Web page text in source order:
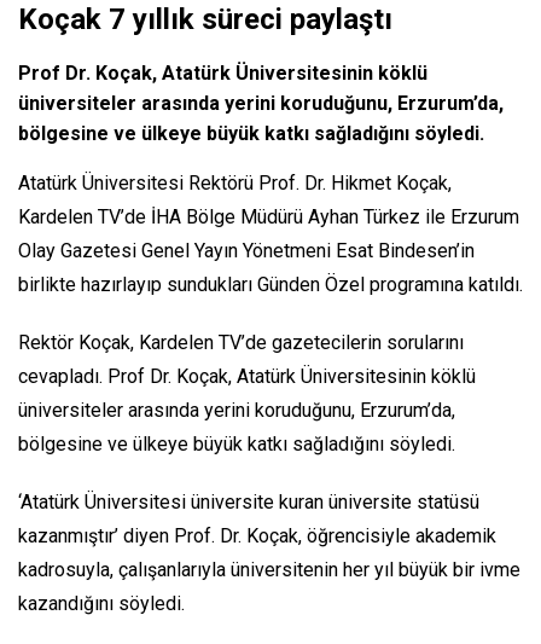
Koçak 7 yıllık süreci paylaştı
Prof Dr. Koçak, Atatürk Üniversitesinin köklü
üniversiteler arasında yerini koruduğunu, Erzurum’da,
bölgesine ve ülkeye büyük katkı sağladığını söyledi.
Atatürk Üniversitesi Rektörü Prof. Dr. Hikmet Koçak,
Kardelen TV’de İHA Bölge Müdürü Ayhan Türkez ile Erzurum
Olay Gazetesi Genel Yayın Yönetmeni Esat Bindesen’in
birlikte hazırlayıp sundukları Günden Özel programına katıldı.
Rektör Koçak, Kardelen TV’de gazetecilerin sorularını
cevapladı. Prof Dr. Koçak, Atatürk Üniversitesinin köklü
üniversiteler arasında yerini koruduğunu, Erzurum’da,
bölgesine ve ülkeye büyük katkı sağladığını söyledi.
‘Atatürk Üniversitesi üniversite kuran üniversite statüsü
kazanmıştır’ diyen Prof. Dr. Koçak, öğrencisiyle akademik
kadrosuyla, çalışanlarıyla üniversitenin her yıl büyük bir ivme
kazandığını söyledi.